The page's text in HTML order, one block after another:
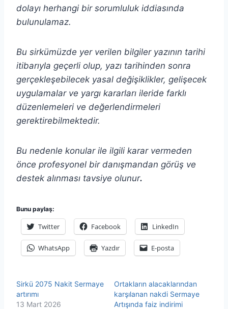
dolayı herhangi bir sorumluluk iddiasında
bulunulamaz.
Bu sirkümüzde yer verilen bilgiler yazının tarihi
itibarıyla geçerli olup, yazı tarihinden sonra
gerçekleşebilecek yasal değişiklikler, gelişecek
uygulamalar ve yargı kararları ileride farklı
düzenlemeleri ve değerlendirmeleri
gerektirebilmektedir.
Bu nedenle konular ile ilgili karar vermeden
önce profesyonel bir danışmandan görüş ve
destek alınması tavsiye olunur.
Bunu paylaş:
Twitter Facebook LinkedIn
WhatsApp Yazdır E-posta
Sirkü 2075 Nakit Sermaye
artırımı
13 Mart 2026
Ortakların alacaklarından
karşılanan nakdi Sermaye
Artışında faiz indirimi